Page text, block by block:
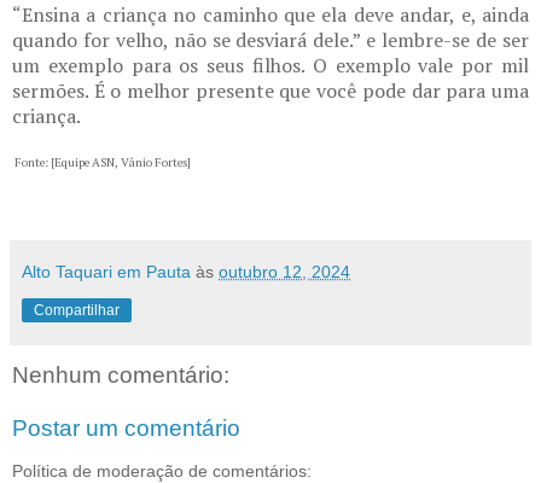
“Ensina a criança no caminho que ela deve andar, e, ainda
quando for velho, não se desviará dele.” e lembre-se de ser
um exemplo para os seus filhos. O exemplo vale por mil
sermões. É o melhor presente que você pode dar para uma
criança.
Fonte: [Equipe ASN, Vânio Fortes]
Alto Taquari em Pauta às outubro 12, 2024
Compartilhar
Nenhum comentário:
Postar um comentário
Política de moderação de comentários: